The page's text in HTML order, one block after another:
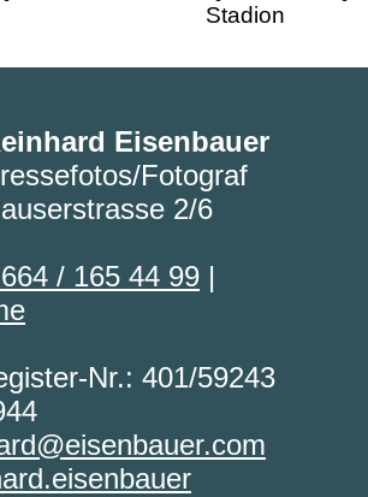
Eisenbauer
Fotograf
2/6
/ 165 44 99 |
Nr.: 401/59243